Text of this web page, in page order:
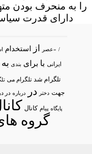
را به منحرف بودن
دارای قدرت
«عصر از استخدام
ایرانی با برای بندی به
تلگرام شد تلگرام می
جهت دختر در درباره در در
پایگاه پیام کانال
گروه